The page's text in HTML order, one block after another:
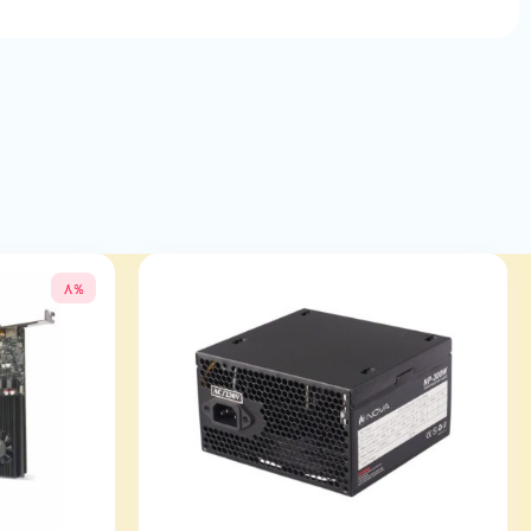
PCI-E X1
1xPCI-E 4.0 x1
PCI-E X4 ندارد
PCI-E X16
1
8%